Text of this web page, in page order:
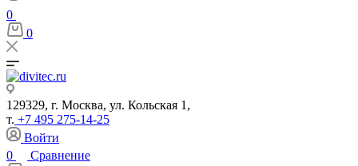
0
0
129329, г. Москва, ул. Кольская 1,
т. +7 495 275-14-25
Войти
0
Сравнение